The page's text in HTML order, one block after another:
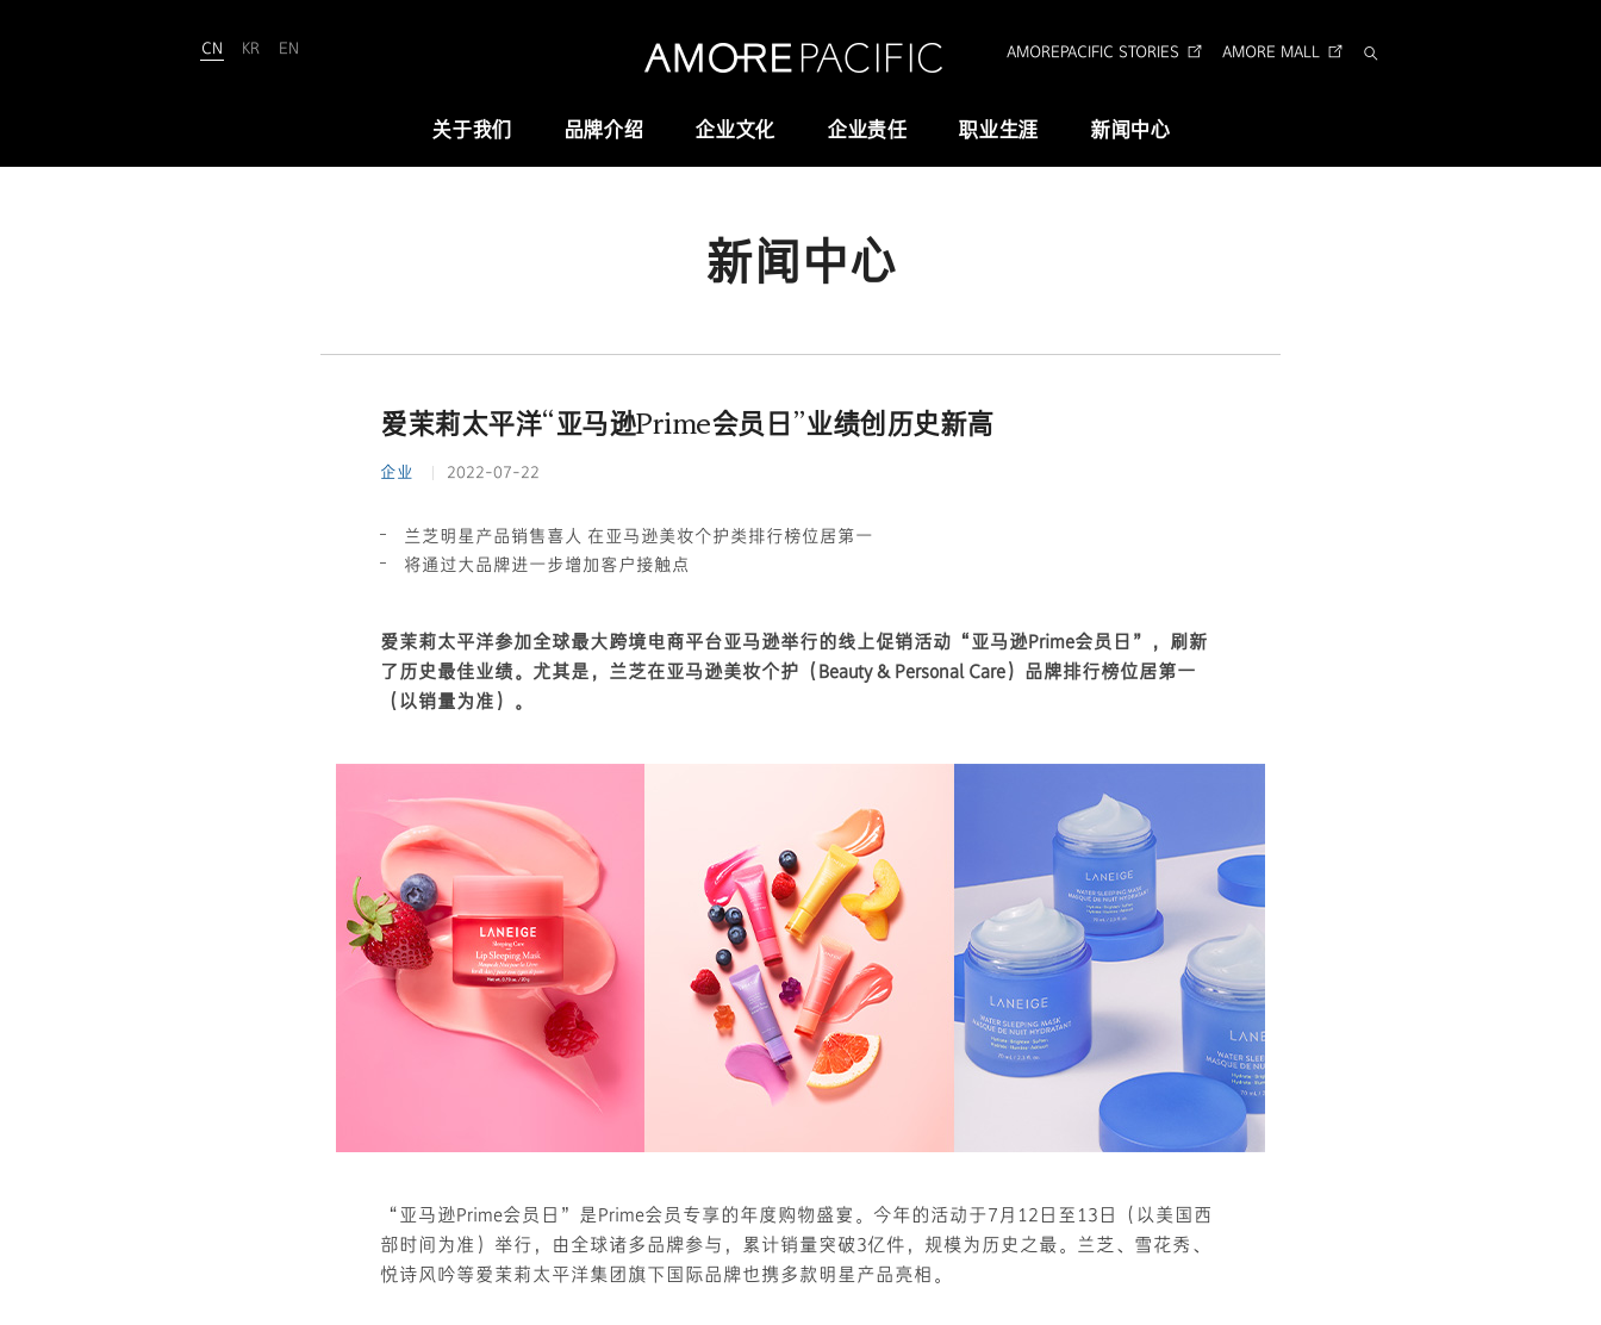
CN KR EN AMOREPACIFIC STORIES AMORE MALL
关于我们
的美之未来，让全世界所有人跨越年
Amorepacific
历史沿革
研究与创新
供应链管理(SCM) Arita 字体
品牌介绍 企业文化 企业责任 职业生涯 新闻中心
新闻中心
爱茉莉太平洋“亚马逊Prime会员日”业绩创历史新高
企业 2022-07-22
兰芝明星产品销售喜人 在亚马逊美妆个护类排行榜位居第一
将通过大品牌进一步增加客户接触点
爱茉莉太平洋参加全球最大跨境电商平台亚马逊举行的线上促销活动“亚马逊Prime会员日”，刷新
了历史最佳业绩。尤其是，兰芝在亚马逊美妆个护（Beauty & Personal Care）品牌排行榜位居第一
（以销量为准）。
“亚马逊Prime会员日”是Prime会员专享的年度购物盛宴。今年的活动于7月12日至13日（以美国西
部时间为准）举行，由全球诸多品牌参与，累计销量突破3亿件，规模为历史之最。兰芝、雪花秀、
悦诗风吟等爱茉莉太平洋集团旗下国际品牌也携多款明星产品亮相。